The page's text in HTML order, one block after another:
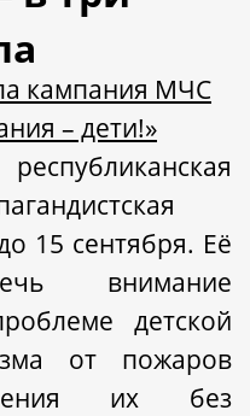
кампания МЧС
– дети!»
15 сентября. Её
внимание
детской
от пожаров
их без